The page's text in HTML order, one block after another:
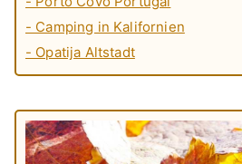
- Camping in Kalifornien
- Opatija Altstadt